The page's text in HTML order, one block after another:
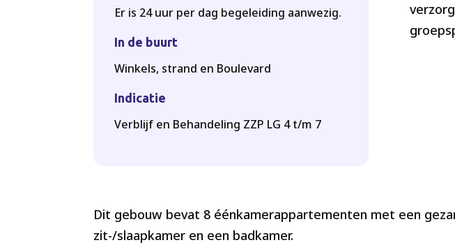
Er is 24 uur per dag begeleiding aanwezig.
In de buurt
Winkels, strand en Boulevard
Indicatie
Verblijf en Behandeling ZZP LG 4 t/m 7
Dit gebouw bevat 8 éénkamerappartementen met een
zit-/slaapkamer en een badkamer.